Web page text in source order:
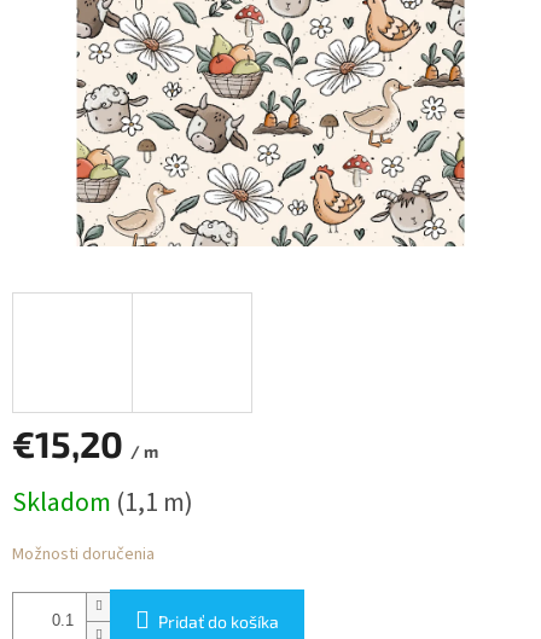
€15,20 / m
cena:
Skladom (1,1 m)
Možnosti doručenia
Pridať do košíka